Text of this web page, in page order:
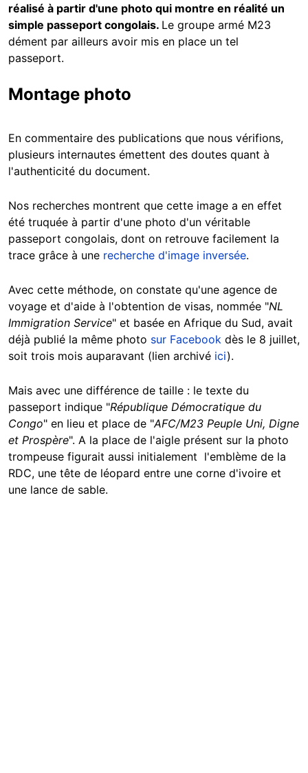
réalisé à partir d'une photo qui montre en réalité un
simple passeport congolais. Le groupe armé M23
dément par ailleurs avoir mis en place un tel
passeport.
Montage photo
En commentaire des publications que nous vérifions,
plusieurs internautes émettent des doutes quant à
l'authenticité du document.
Nos recherches montrent que cette image a en effet
été truquée à partir d'une photo d'un véritable
passeport congolais, dont on retrouve facilement la
trace grâce à une recherche d'image inversée.
Avec cette méthode, on constate qu'une agence de
voyage et d'aide à l'obtention de visas, nommée "NL
Immigration Service" et basée en Afrique du Sud, avait
déjà publié la même photo sur Facebook dès le 8 juillet,
soit trois mois auparavant (lien archivé ici).
Mais avec une différence de taille : le texte du
passeport indique "République Démocratique du
Congo" en lieu et place de "AFC/M23 Peuple Uni, Digne
et Prospère". A la place de l'aigle présent sur la photo
trompeuse figurait aussi initialement l'emblème de la
RDC, une tête de léopard entre une corne d'ivoire et
une lance de sable.